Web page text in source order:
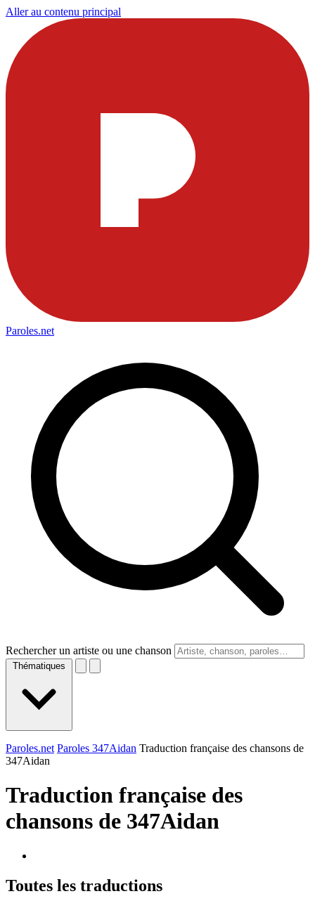
Aller au contenu principal
Paroles.net
Rechercher un artiste ou une chanson
Thématiques
Paroles.net Paroles 347Aidan Traduction française des chansons de
347Aidan
Traduction française des
chansons de 347Aidan
Toutes les traductions